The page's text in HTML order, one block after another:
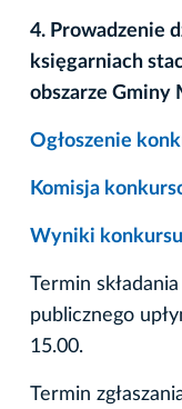
4. Prowadzenie
księgarniach
obszarze
Ogłoszenie
Komisja
Wyniki konkursu
Termin
publicznego
15.00.
Termin